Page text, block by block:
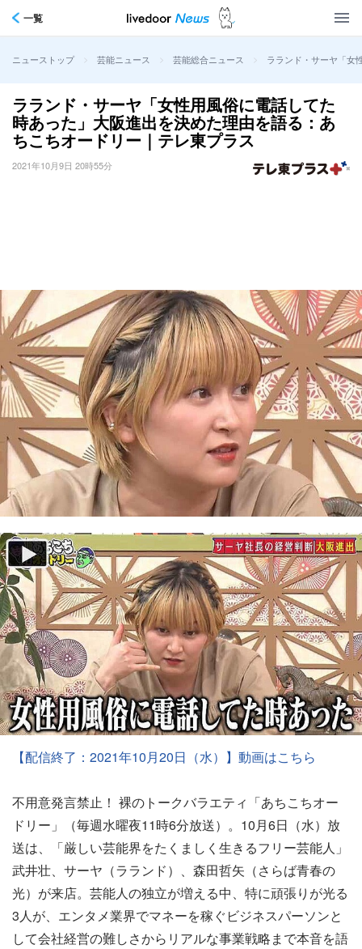
一覧
ニューストップ > 芸能ニュース > 芸能総合ニュース > ラランド・サーヤ「女
ラランド・サーヤ「女性用風俗に電話してた
時あった」大阪進出を決めた理由を語る：あ
ちこちオードリー｜テレ東プラス
2021年10月9日 20時55分
【配信終了：2021年10月20日（水）】動画はこちら
不用意発言禁止！ 裸のトークバラエティ「あちこちオー
ドリー」（毎週水曜夜11時6分放送）。10月6日（水）放
送は、「厳しい芸能界をたくましく生きるフリー芸能人」
武井壮、サーヤ（ラランド）、森田哲矢（さらば青春の
光）が来店。芸能人の独立が増える中、特に頑張りが光る
3人が、エンタメ業界でマネーを稼ぐビジネスパーソンと
して会社経営の難しさからリアルな事業戦略まで本音を語